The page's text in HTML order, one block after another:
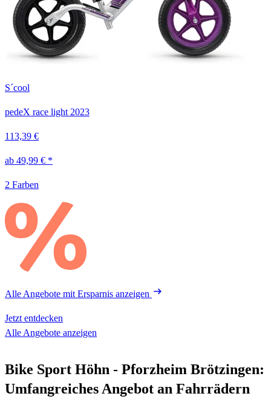
S´cool
pedeX race light 2023
113,39 €
ab 49,99 € *
2 Farben
Alle Angebote mit Ersparnis anzeigen
Jetzt entdecken
Alle Angebote anzeigen
Bike Sport Höhn - Pforzheim Brötzingen:
Umfangreiches Angebot an Fahrrädern